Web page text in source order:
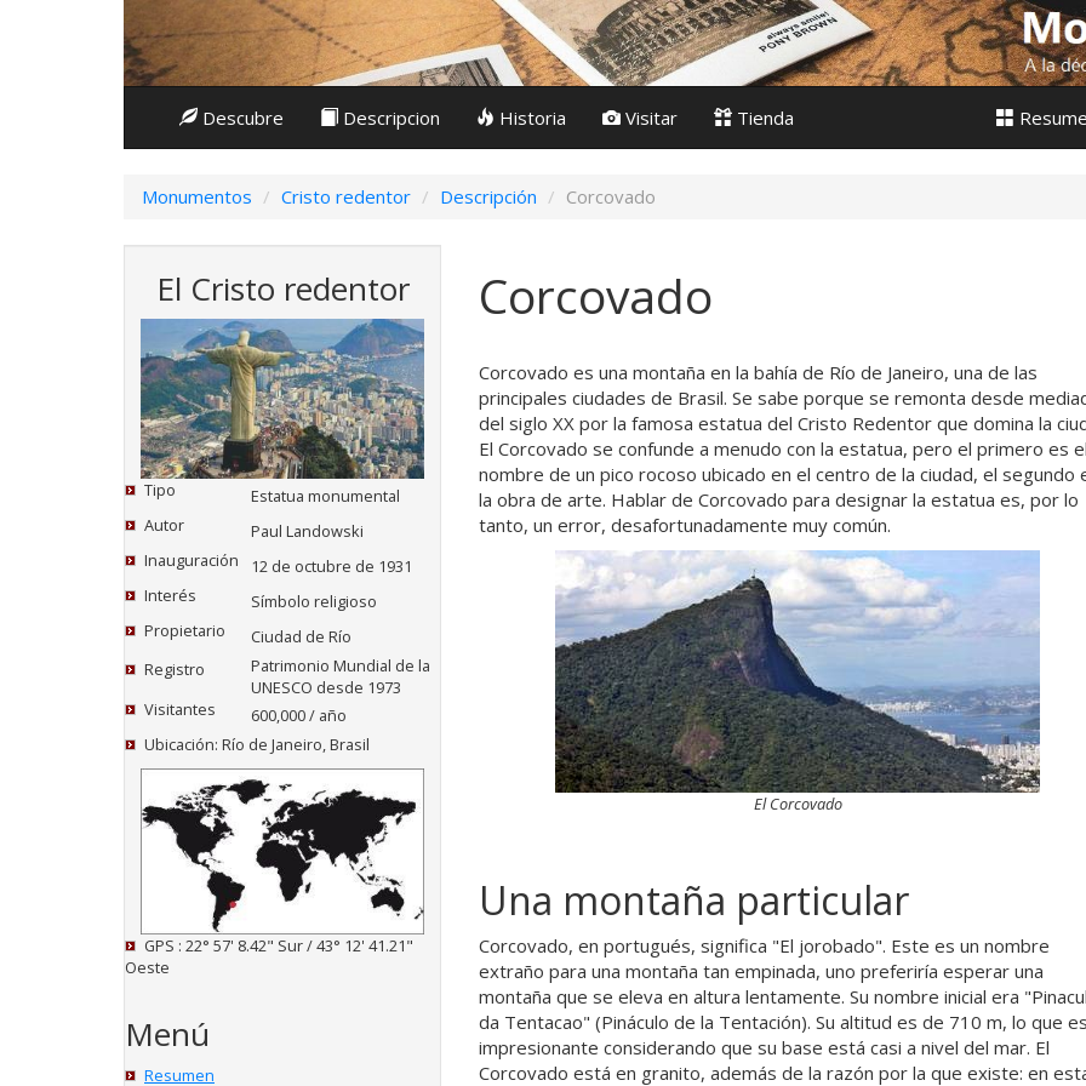
Descubre Descripcion Historia Visitar Tienda
Monumentos Cristo redentor Descripción Corcovado
El Cristo redentor
Tipo
Estatua monumental
Autor
Paul Landowski
Inauguración
12 de octubre de 1931
Interés
Símbolo religioso
Propietario
Ciudad de Río
Registro
Patrimonio Mundial de la
UNESCO desde 1973
Visitantes
600,000 / año
Ubicación: Río de Janeiro, Brasil
GPS : 22° 57' 8.42" Sur / 43° 12' 41.21"
Oeste
Menú
Resumen
Corcovado
Corcovado es una montaña en la bahía de Río de Janeiro, una de las
principales ciudades de Brasil. Se sabe porque se remonta desde
del siglo XX por la famosa estatua del Cristo Redentor que domina la
El Corcovado se confunde a menudo con la estatua, pero el primero es el
nombre de un pico rocoso ubicado en el centro de la ciudad, el segundo
la obra de arte. Hablar de Corcovado para designar la estatua es, por lo
tanto, un error, desafortunadamente muy común.
El Corcovado
Una montaña particular
Corcovado, en portugués, significa "El jorobado". Este es un nombre
extraño para una montaña tan empinada, uno preferiría esperar una
montaña que se eleva en altura lentamente. Su nombre inicial era
da Tentacao" (Pináculo de la Tentación). Su altitud es de 710 m, lo que es
impresionante considerando que su base está casi a nivel del mar. El
Corcovado está en granito, además de la razón por la que existe: en